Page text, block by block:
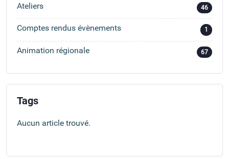
Ateliers 46
Comptes rendus évènements 1
Animation régionale 67
Tags
Aucun article trouvé.